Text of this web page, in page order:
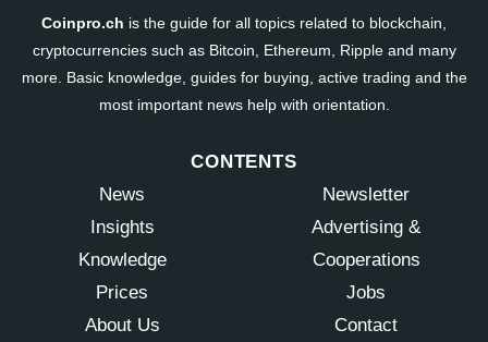
Coinpro.ch is the guide for all topics related to blockchain,
cryptocurrencies such as Bitcoin, Ethereum, Ripple and many
more. Basic knowledge, guides for buying, active trading and the
most important news help with orientation.
CONTENTS
News
Insights
Knowledge
Prices
About Us
Newsletter
Advertising &
Cooperations
Jobs
Contact